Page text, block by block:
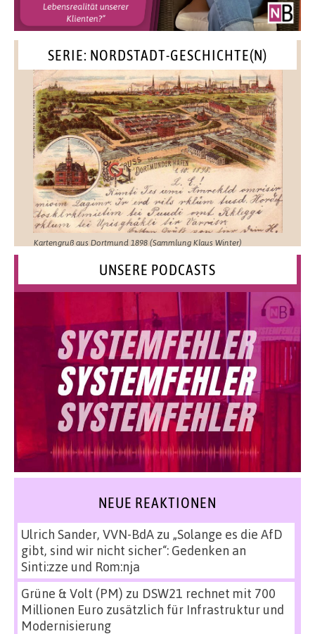
SERIE: NORDSTADT-GESCHICHTE(N)
Kartengruß aus Dortmund 1898 (Sammlung Klaus Winter)
UNSERE PODCASTS
NEUE REAKTIONEN
Ulrich Sander, VVN-BdAzu „Solange es die AfD
gibt, sind wir nicht sicher“: Gedenken an
Sinti:zze und Rom:nja
Grüne & Volt (PM) zu DSW21 rechnet mit 700
Millionen Euro zusätzlich für Infrastruktur und
Modernisierung